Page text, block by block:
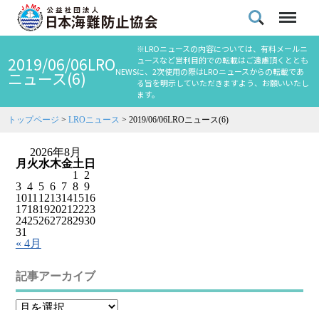
2019/06/06LRO
ニュース(6) NEWS
※LROニュースの内容については、有料メールニ
ュースなど営利目的での転載はご遠慮頂くととも
に、2次使用の際はLROニュースからの転載であ
る旨を明示していただきますよう、お願いいたし
ます。
トップページ >LROニュース >2019/06/06LROニュース(6)
2026年8月
月 火水木金土 日
1
2
3 4 5 6 7 8 9
1011 1213141516
1718192021 2223
24252627282930
31
« 4月
記事アーカイブ